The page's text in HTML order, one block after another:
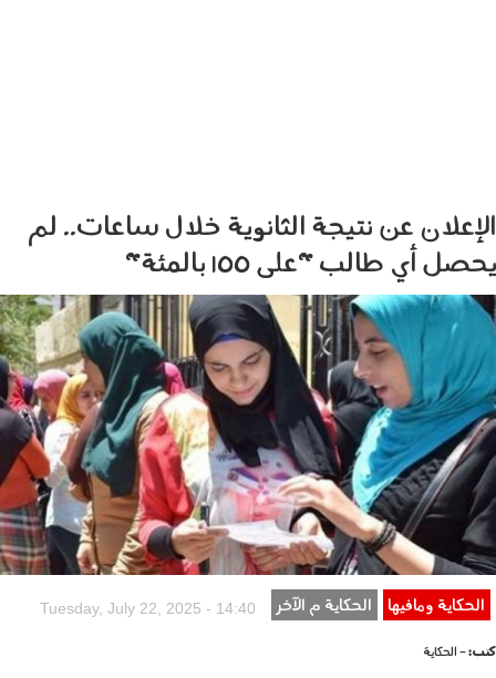
الإعلان عن نتيجة الثانوية خلال ساعات.. لم
يحصل أي طالب "على 100 بالمئة"
2207002.jpg
الحكاية ومافيها الحكاية م الآخر Tuesday, July 22, 2025 - 14:40
كتب:- الحكاية